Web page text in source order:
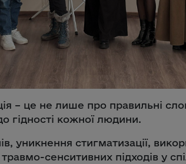
– це не лише про правильні
гідності кожної людини.
уникнення стигматизації,
сенситивних підходів у